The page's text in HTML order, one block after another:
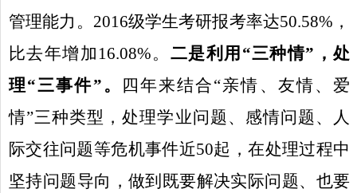
管理能力。 2016级学生考研报考率达50.58% ，
比去年增加 16.08%。 二是利用“三种情”，处
理“三事件”。 四年来结合“亲情、友情、爱
情”三种类型，处理学业问题、感情问题、人
际交往问题等危机事件近50起，在处理过程中
坚持问题导向，做到既要解决实际问题、也要